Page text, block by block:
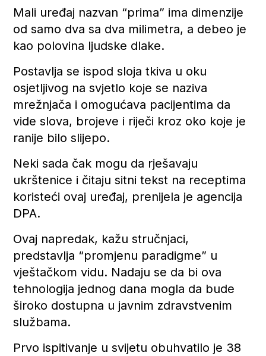
Mali uređaj nazvan “prima” ima dimenzije
od samo dva sa dva milimetra, a debeo je
kao polovina ljudske dlake.
Postavlja se ispod sloja tkiva u oku
osjetljivog na svjetlo koje se naziva
mrežnjača i omogućava pacijentima da
vide slova, brojeve i riječi kroz oko koje je
ranije bilo slijepo.
Neki sada čak mogu da rješavaju
ukrštenice i čitaju sitni tekst na receptima
koristeći ovaj uređaj, prenijela je agencija
DPA.
Ovaj napredak, kažu stručnjaci,
predstavlja “promjenu paradigme” u
vještačkom vidu. Nadaju se da bi ova
tehnologija jednog dana mogla da bude
široko dostupna u javnim zdravstvenim
službama.
Prvo ispitivanje u svijetu obuhvatilo je 38